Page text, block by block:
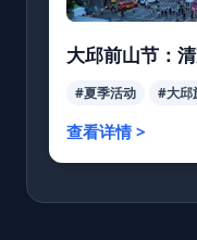
大邱前山节：
#夏季活动 #大邱
查看详情 >